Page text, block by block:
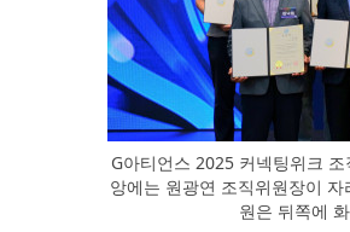
G아티언스 2025 커넥팅위크
앙에는 원광연 조직위원장이
원은 뒤쪽에